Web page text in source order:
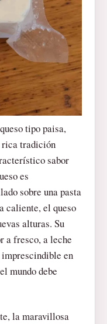
tipo paisa,
rica tradición
sabor
es
sobre una pasta
caliente, el queso
alturas. Su
a fresco, a leche
en
mundo debe
la maravillosa